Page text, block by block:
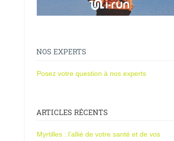
NOS EXPERTS
Posez votre question à nos experts
ARTICLES RÉCENTS
Myrtilles : l’allié de votre santé et de vos